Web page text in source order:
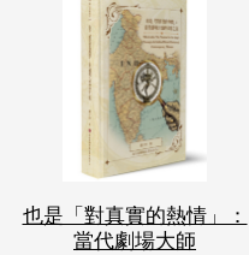
也是「對真實的熱情」：
當代劇場大師